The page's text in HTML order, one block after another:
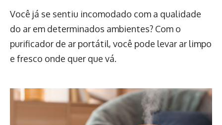
Você já se sentiu incomodado com a qualidade
do ar em determinados ambientes? Com o
purificador de ar portátil, você pode levar ar limpo
e fresco onde quer que vá.